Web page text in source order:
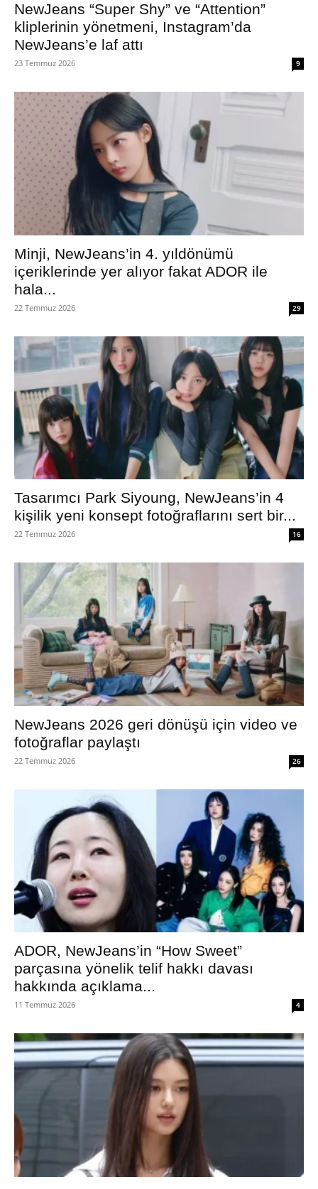
NewJeans “Super Shy” ve “Attention”
kliplerinin yönetmeni, Instagram’da
NewJeans’e laf attı
23 Temmuz 2026 9
Minji, NewJeans’in 4. yıldönümü
içeriklerinde yer alıyor fakat ADOR ile
hala...
22 Temmuz 2026 29
Tasarımcı Park Siyoung, NewJeans’in 4
kişilik yeni konsept fotoğraflarını sert bir...
22 Temmuz 2026 16
NewJeans 2026 geri dönüşü için video ve
fotoğraflar paylaştı
22 Temmuz 2026 26
ADOR, NewJeans’in “How Sweet”
parçasına yönelik telif hakkı davası
hakkında açıklama...
11 Temmuz 2026 4